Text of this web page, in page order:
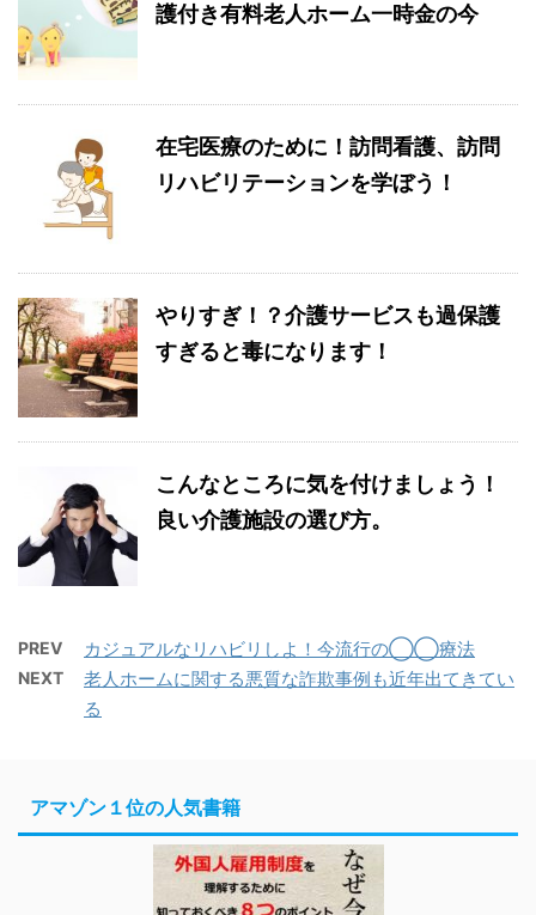
護付き有料老人ホーム一時金の今
在宅医療のために！訪問看護、訪問
リハビリテーションを学ぼう！
やりすぎ！？介護サービスも過保護
すぎると毒になります！
こんなところに気を付けましょう！
良い介護施設の選び方。
PREV カジュアルなリハビリしよ！今流行の◯◯療法
NEXT
老人ホームに関する悪質な詐欺事例も近年出てきてい
る
アマゾン１位の人気書籍